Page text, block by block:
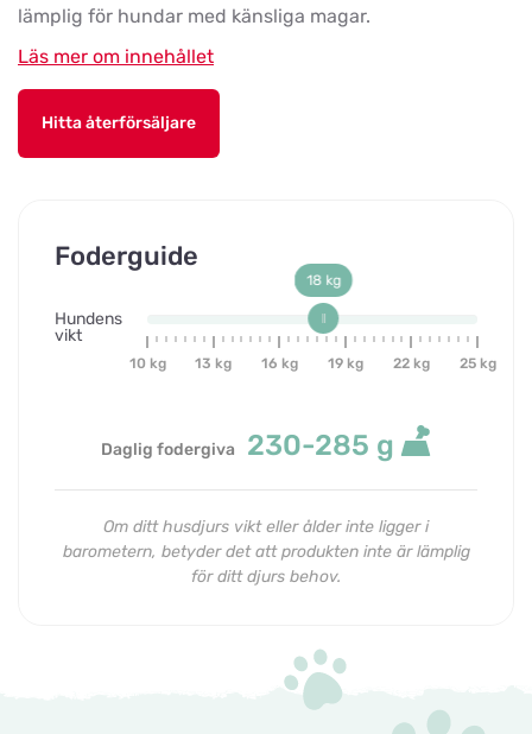
lämplig för hundar med känsliga magar.
Läs mer om innehållet
Hitta återförsäljare
Foderguide
Hundens
vikt
18 kg
10 kg 13 kg 16 kg 19 kg 22 kg 25 kg
Daglig fodergiva 230-285 g
Om ditt husdjurs vikt eller ålder inte ligger i
barometern, betyder det att produkten inte är lämplig
för ditt djurs behov.